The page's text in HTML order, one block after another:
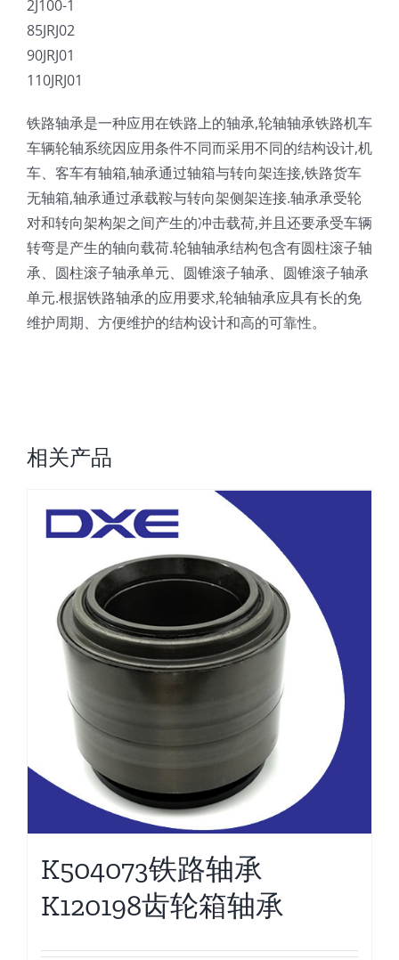
2J100-1
85JRJ02
90JRJ01
110JRJ01
铁路轴承是一种应用在铁路上的轴承,轮轴轴承铁路机车
车辆轮轴系统因应用条件不同而采用不同的结构设计,机
车、客车有轴箱,轴承通过轴箱与转向架连接,铁路货车
无轴箱,轴承通过承载鞍与转向架侧架连接.轴承承受轮
对和转向架构架之间产生的冲击载荷,并且还要承受车辆
转弯是产生的轴向载荷.轮轴轴承结构包含有圆柱滚子轴
承、圆柱滚子轴承单元、圆锥滚子轴承、圆锥滚子轴承
单元.根据铁路轴承的应用要求,轮轴轴承应具有长的免
维护周期、方便维护的结构设计和高的可靠性。
相关产品
K504073铁路轴承
K120198齿轮箱轴承